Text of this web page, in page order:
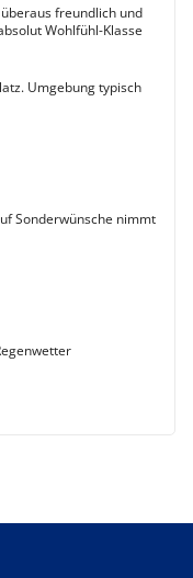
freundlich und
Wohlfühl-Klasse
Umgebung typisch
Sonderwünsche nimmt